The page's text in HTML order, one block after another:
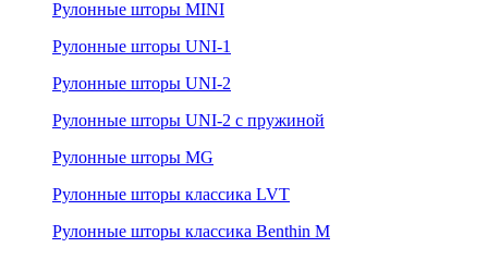
Рулонные шторы MINI
Рулонные шторы UNI-1
Рулонные шторы UNI-2
Рулонные шторы UNI-2 с пружиной
Рулонные шторы MG
Рулонные шторы классика LVT
Рулонные шторы классика Benthin M